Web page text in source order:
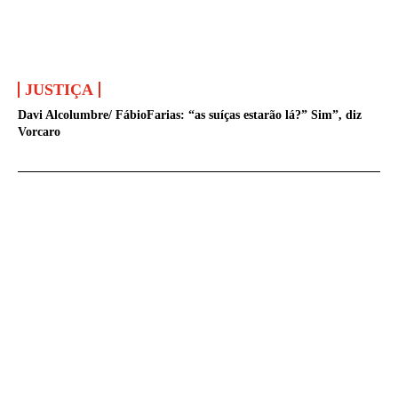
JUSTIÇA
Davi Alcolumbre/ FábioFarias: “as suíças estarão lá?” Sim”, diz
Vorcaro